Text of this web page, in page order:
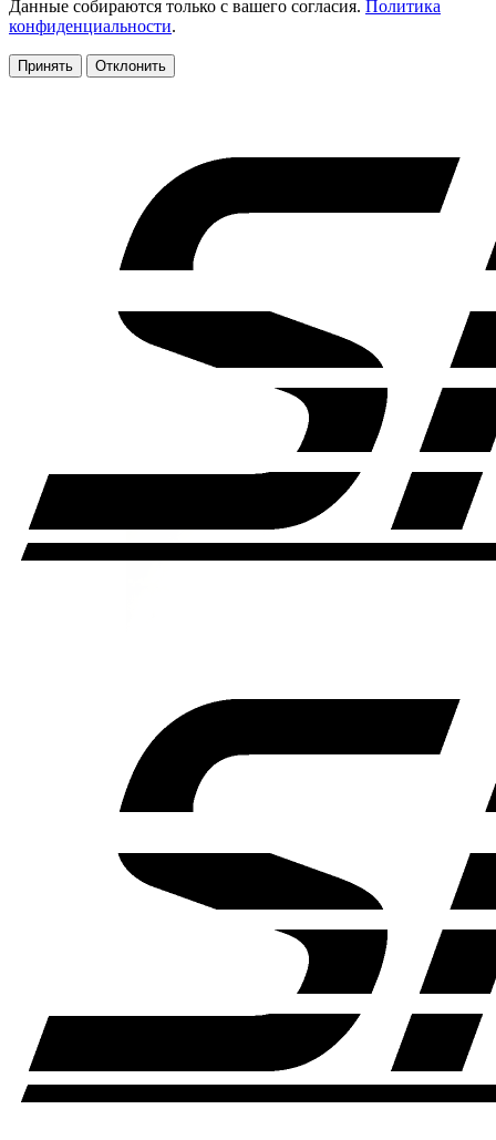
Данные собираются только с вашего согласия. Политика
конфиденциальности.
Принять Отклонить